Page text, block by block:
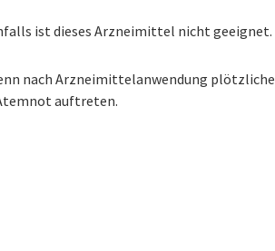
ist dieses Arzneimittel nicht geeignet.
nach Arzneimittelanwendung plötzliche
auftreten.